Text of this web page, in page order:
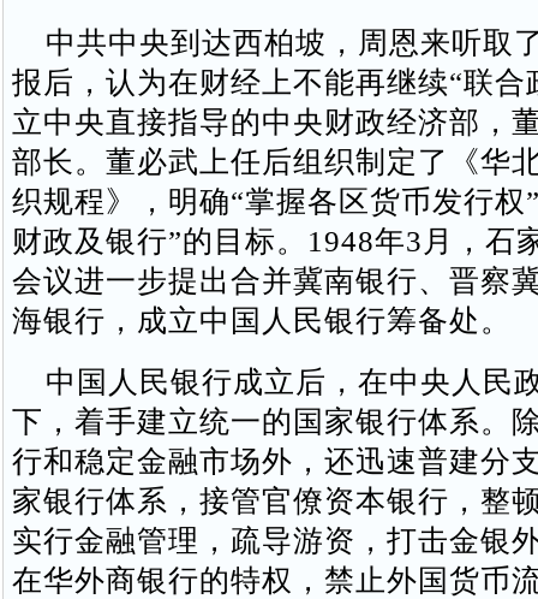
中共中央到达西柏坡，周恩来听取
报后，认为在财经上不能再继续“联合
立中央直接指导的中央财政经济部，
部长。董必武上任后组织制定了《华
织规程》，明确“掌握各区货币发行权
财政及银行”的目标。1948年3月，石
会议进一步提出合并冀南银行、晋察
海银行，成立中国人民银行筹备处。
中国人民银行成立后，在中央人民
下，着手建立统一的国家银行体系。
行和稳定金融市场外，还迅速普建分
家银行体系，接管官僚资本银行，整
实行金融管理，疏导游资，打击金银
在华外商银行的特权，禁止外国货币